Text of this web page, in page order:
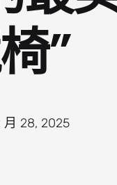
”
月 28, 2025·